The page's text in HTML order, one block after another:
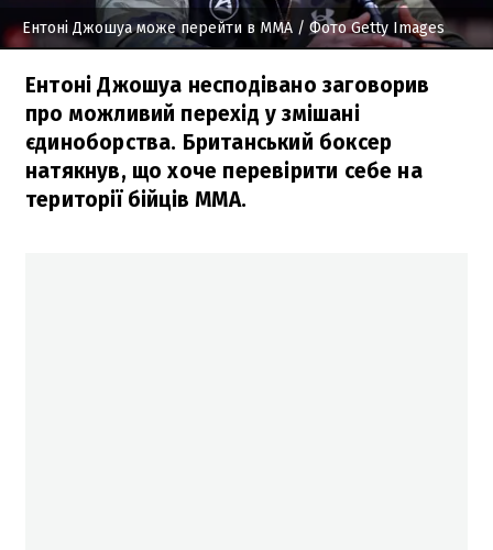
Ентоні Джошуа може перейти в ММА / Фото Getty Images
Ентоні Джошуа несподівано заговорив
про можливий перехід у змішані
єдиноборства. Британський боксер
натякнув, що хоче перевірити себе на
території бійців MMA.